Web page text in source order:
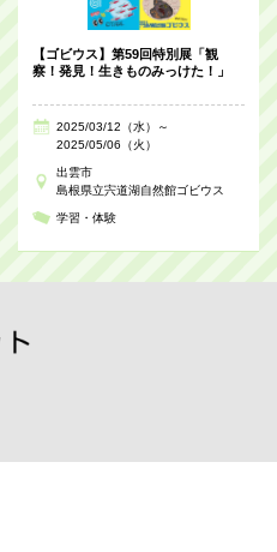
【ゴビウス】第59回特別展「観
察！発見！生きものみっけた！」
2025/03/12（水）～
2025/05/06（火）
出雲市
島根県立宍道湖自然館ゴビウス
学習・体験